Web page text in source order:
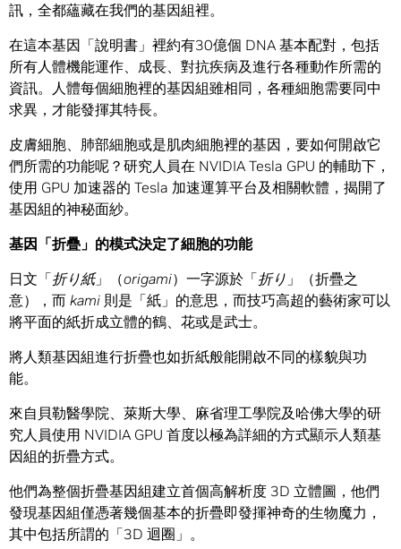
訊，全都蘊藏在我們的基因組裡。
在這本基因「說明書」裡約有30億個 DNA 基本配對，包括
所有人體機能運作、成長、對抗疾病及進行各種動作所需的
資訊。人體每個細胞裡的基因組雖相同，各種細胞需要同中
求異，才能發揮其特長。
皮膚細胞、肺部細胞或是肌肉細胞裡的基因，要如何開啟它
們所需的功能呢？研究人員在 NVIDIA Tesla GPU 的輔助下，
使用 GPU 加速器的 Tesla 加速運算平台及相關軟體，揭開了
基因組的神秘面紗。
基因「折疊」的模式決定了細胞的功能
日文「折り紙」（origami）一字源於「折り 」（折疊之
意），而 kami 則是「紙」的意思，而技巧高超的藝術家可以
將平面的紙折成立體的鶴、花或是武士。
將人類基因組進行折疊也如折紙般能開啟不同的樣貌與功
能。
來自貝勒醫學院、萊斯大學、麻省理工學院及哈佛大學的研
究人員使用 NVIDIA GPU 首度以極為詳細的方式顯示人類基
因組的折疊方式。
他們為整個折疊基因組建立首個高解析度 3D 立體圖，他們
發現基因組僅憑著幾個基本的折疊即發揮神奇的生物魔力，
其中包括所謂的「3D 迴圈」。